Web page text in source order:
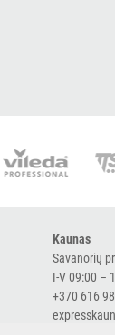
Kaunas
Savanorių
I-V 09:00 –
+370 616